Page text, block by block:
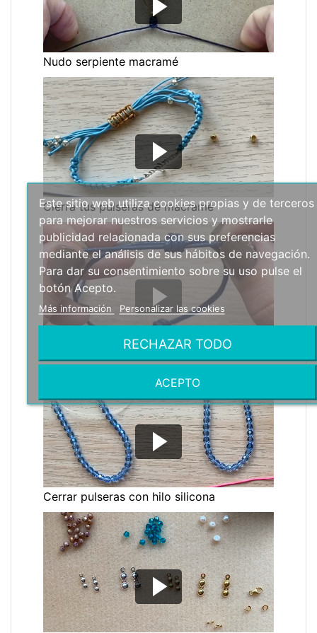
Nudo serpiente macramé
Cierra tus pulseras de macramé
Nudo corredizo
Cerrar pulseras con hilo silicona
Este sitio web utiliza cookies propias y de terceros
para mejorar nuestros servicios y mostrarle
publicidad relacionada con sus preferencias
mediante el análisis de sus hábitos de navegación.
Para dar su consentimiento sobre su uso pulse el
botón Acepto.
Más información Personalizar las cookies
RECHAZAR TODO
ACEPTO